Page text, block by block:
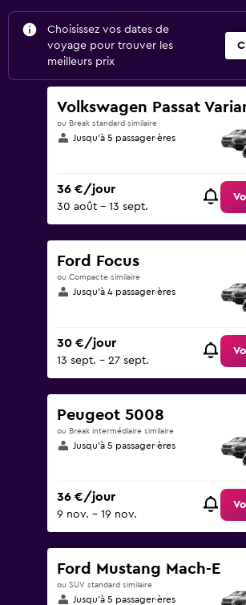
Choisissez vos dates de
voyage pour trouver les
meilleurs prix
Volkswagen Passat
ou Break standard similaire
Jusqu’à 5 passager·ères
36 €/jour
30 août - 13 sept.
Ford Focus
ou Compacte similaire
Jusqu’à 4 passager·ères
30 €/jour
13 sept. - 27 sept.
Peugeot 5008
ou Break intermédiaire similaire
Jusqu’à 5 passager·ères
36 €/jour
9 nov. - 19 nov.
Ford Mustang Mach-E
ou SUV standard similaire
Jusqu’à 5 passager·ères